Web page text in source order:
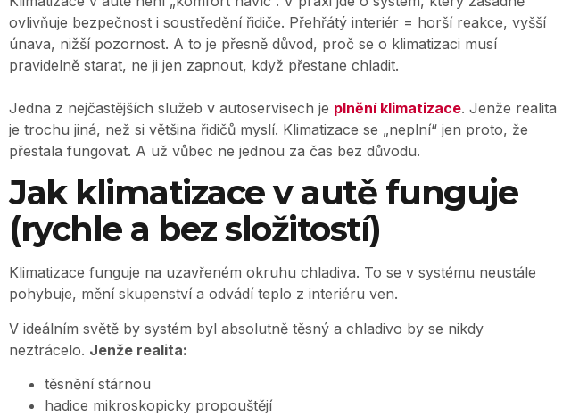
ovlivňuje bezpečnost i soustředění řidiče. Přehřátý interiér = horší reakce, vyšší
únava, nižší pozornost. A to je přesně důvod, proč se o klimatizaci musí
pravidelně starat, ne ji jen zapnout, když přestane chladit.
Jedna z nejčastějších služeb v autoservisech je plnění klimatizace. Jenže realita
je trochu jiná, než si většina řidičů myslí. Klimatizace se „neplní“ jen proto, že
přestala fungovat. A už vůbec ne jednou za čas bez důvodu.
Jak klimatizace v autě funguje
(rychle a bez složitostí)
Klimatizace funguje na uzavřeném okruhu chladiva. To se v systému neustále
pohybuje, mění skupenství a odvádí teplo z interiéru ven.
V ideálním světě by systém byl absolutně těsný a chladivo by se nikdy
neztrácelo. Jenže realita:
těsnění stárnou
hadice mikroskopicky propouštějí